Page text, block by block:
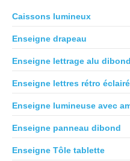
Caissons lumineux
Enseigne drapeau
Enseigne lettrage alu dibond
Enseigne lettres rétro
Enseigne lumineuse avec
Enseigne panneau dibond
Enseigne Tôle tablette